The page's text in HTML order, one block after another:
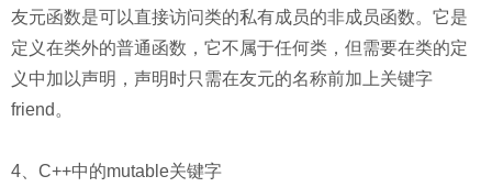
友元函数是可以直接访问类的私有成员的非成员函数。它是
定义在类外的普通函数，它不属于任何类，但需要在类的定
义中加以声明，声明时只需在友元的名称前加上关键字
friend。
4、C++中的mutable关键字